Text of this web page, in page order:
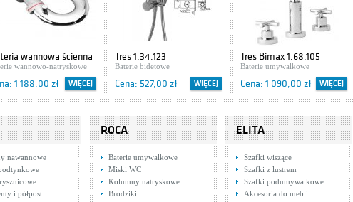
wannowa ścienna
Deante Elipsa BQE
wannowo-natryskowe
1 188,00 zł WIĘCEJ
Tres 1.34.123
Baterie bidetowe
Cena: 527,00 zł WIĘCEJ
Tres Bimax 1.68.105
Baterie umywalkowe
Cena: 1 090,00 zł WIĘCEJ
nawannowe
i półpost…
ROCA
Baterie umywalkowe
Miski WC
Kolumny natryskowe
Brodziki
ELITA
Szafki wiszące
Szafki z lustrem
Szafki podumywalkowe
Akcesoria do mebli